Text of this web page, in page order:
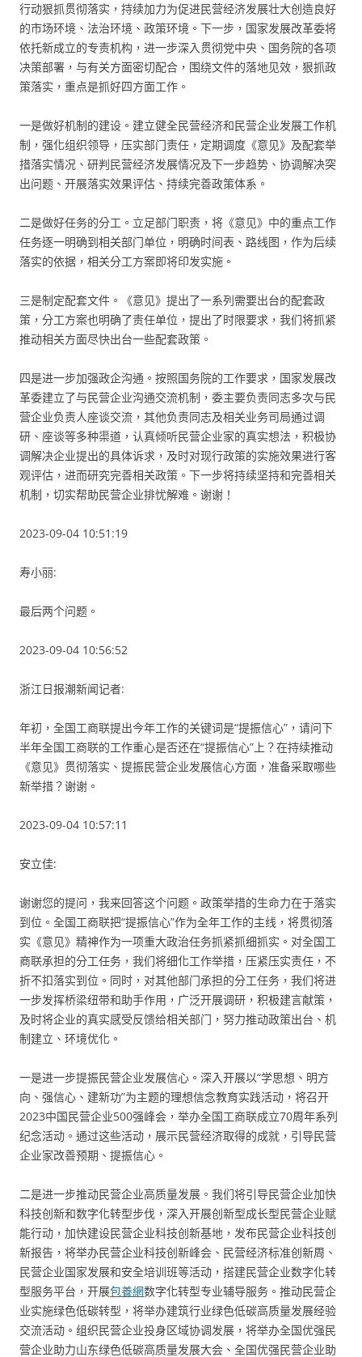
行动狠抓贯彻落实，持续加力为促进民营经济发展壮大创造良好
的市场环境、法治环境、政策环境。下一步，国家发展改革委将
依托新成立的专责机构，进一步深入贯彻党中央、国务院的各项
决策部署，与有关方面密切配合，围绕文件的落地见效，狠抓政
策落实，重点是抓好四方面工作。
一是做好机制的建设。建立健全民营经济和民营企业发展工作机
制，强化组织领导，压实部门责任，定期调度《意见》及配套举
措落实情况、研判民营经济发展情况及下一步趋势、协调解决突
出问题、开展落实效果评估、持续完善政策体系。
二是做好任务的分工。立足部门职责，将《意见》中的重点工作
任务逐一明确到相关部门单位，明确时间表、路线图，作为后续
落实的依据，相关分工方案即将印发实施。
三是制定配套文件。《意见》提出了一系列需要出台的配套政
策，分工方案也明确了责任单位，提出了时限要求，我们将抓紧
推动相关方面尽快出台一些配套政策。
四是进一步加强政企沟通。按照国务院的工作要求，国家发展改
革委建立了与民营企业沟通交流机制，委主要负责同志多次与民
营企业负责人座谈交流，其他负责同志及相关业务司局通过调
研、座谈等多种渠道，认真倾听民营企业家的真实想法，积极协
调解决企业提出的具体诉求，及时对现行政策的实施效果进行客
观评估，进而研究完善相关政策。下一步将持续坚持和完善相关
机制，切实帮助民营企业排忧解难。谢谢！
2023-09-04 10:51:19
寿小丽:
最后两个问题。
2023-09-04 10:56:52
浙江日报潮新闻记者:
年初，全国工商联提出今年工作的关键词是“提振信心”，请问下
半年全国工商联的工作重心是否还在“提振信心”上？在持续推动
《意见》贯彻落实、提振民营企业发展信心方面，准备采取哪些
新举措？谢谢。
2023-09-04 10:57:11
安立佳:
谢谢您的提问，我来回答这个问题。政策举措的生命力在于落实
到位。全国工商联把“提振信心”作为全年工作的主线，将贯彻落
实《意见》精神作为一项重大政治任务抓紧抓细抓实。对全国工
商联承担的分工任务，我们将细化工作举措，压紧压实责任，不
折不扣落实到位。同时，对其他部门承担的分工任务，我们将进
一步发挥桥梁纽带和助手作用，广泛开展调研，积极建言献策，
及时将企业的真实感受反馈给相关部门，努力推动政策出台、机
制建立、环境优化。
一是进一步提振民营企业发展信心。深入开展以“学思想、明方
向、强信心、建新功”为主题的理想信念教育实践活动，将召开
2023中国民营企业500强峰会，举办全国工商联成立70周年系列
纪念活动。通过这些活动，展示民营经济取得的成就，引导民营
企业家改善预期、提振信心。
二是进一步推动民营企业高质量发展。我们将引导民营企业加快
科技创新和数字化转型步伐，深入开展创新型成长型民营企业赋
能行动，加快建设民营企业科技创新基地，发布民营企业科技创
新报告，将举办民营企业科技创新峰会、民营经济标准创新周、
民营企业国家发展和安全培训班等活动，搭建民营企业数字化转
型服务平台，开展包養網数字化转型专业辅导服务。推动民营企
业实施绿色低碳转型，将举办建筑行业绿色低碳高质量发展经验
交流活动。组织民营企业投身区域协调发展，将举办全国优强民
营企业助力山东绿色低碳高质量发展大会、全国优强民营企业助